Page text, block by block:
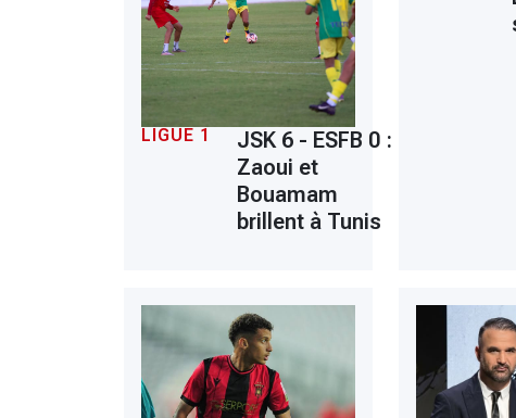
LIGUE 1
JSK 6 - ESFB 0 :
Zaoui et
Bouamam
brillent à Tunis